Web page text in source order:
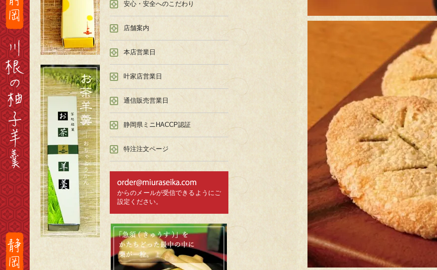
安心・安全へのこだわり
店舗案内
本店営業日
叶家店営業日
通信販売営業日
静岡県ミニHACCP認証
特注注文ページ
からのメールが受信できるようにご
設定ください。